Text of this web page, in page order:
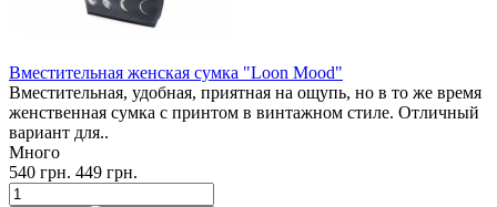
Вместительная женская сумка "Loon Mood"
Вместительная, удобная, приятная на ощупь, но в то же время
женственная сумка с принтом в винтажном стиле. Отличный
вариант для..
Много
540 грн. 449 грн.